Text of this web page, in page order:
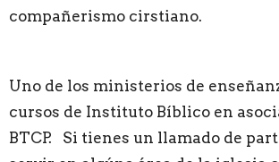
compañerismo cirstiano.
Uno de los ministerios de
cursos de Instituto Bíblico en
BTCP. Si tienes un llamado de